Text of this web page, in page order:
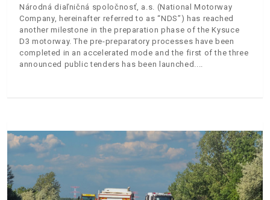
Národná diaľničná spoločnosť, a.s. (National Motorway
Company, hereinafter referred to as “NDS”) has reached
another milestone in the preparation phase of the Kysuce
D3 motorway. The pre-preparatory processes have been
completed in an accelerated mode and the first of the three
announced public tenders has been launched.